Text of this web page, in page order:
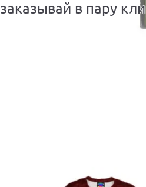
заказывай в пару